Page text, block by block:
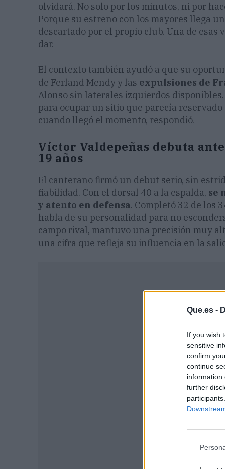
Que.es -
If you wish
sensitive
confirm
continue
information
further
olvidará. No solo por los minutos, ni por
Porque su estreno con los mayores llega
descartado por el propio club. Una de esas
dar.
El contexto también ayudó a que su
de Ferland Mendy y las expulsiones de
Alonso sin laterales izquierdos
para ocupar un sitio que parecía
cuando llegó el momento, respondió.
Víctor Valdepeñas debuta
19 años
El canterano firmó un debut serio, sin
fiabilidad. Con el dorsal 40 a la espalda, se
y atento en defensa. Completó 32 de los
habla de su personalidad para no
campo rival, mantuvo una precisión muy
una cifra que refleja su influencia en la